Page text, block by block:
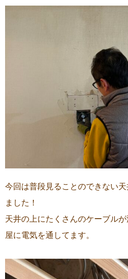
今回は普段見ることのできない
ました！
天井の上にたくさんのケーブル
屋に電気を通してます。